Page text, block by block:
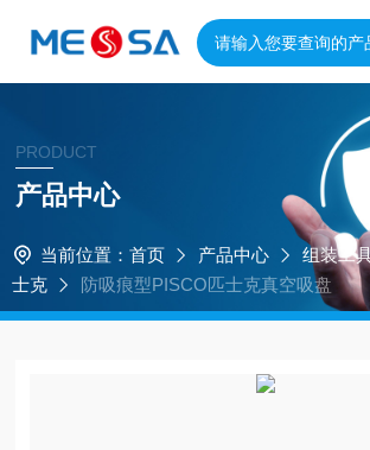
PRODUCT
产品中心
当前位置： 首页 产品中心 组装工
士克
防吸痕型PISCO匹士克真空吸盘